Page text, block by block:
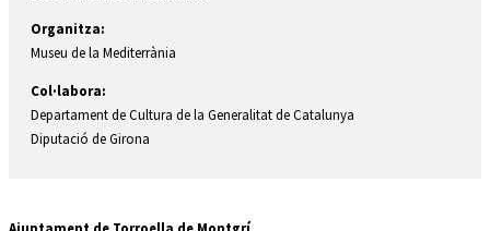
Organitza:
Museu de la Mediterrània
Col·labora:
Departament de Cultura de la Generalitat de Catalunya
Diputació de Girona